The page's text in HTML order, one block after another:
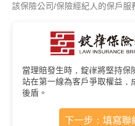
該保險公司/保險經紀人的保戶服
當理賠發生時，錠嵂將堅持保
站在第一線為客戶爭取權益，
後盾。
下一步：填寫聯